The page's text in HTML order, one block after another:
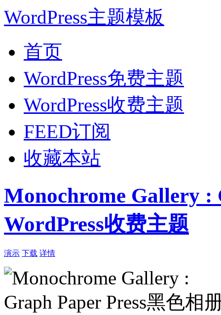
WordPress主题模板
首页
WordPress免费主题
WordPress收费主题
FEED订阅
收藏本站
Monochrome Gallery :
WordPress收费主题
演示 下载 详情